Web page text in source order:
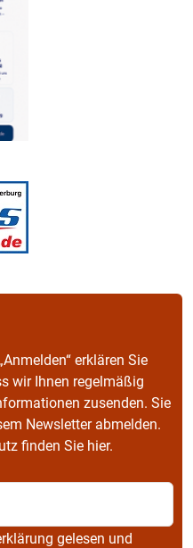
erklären Sie
wir Ihnen regelmäßig
zusenden. Sie
Newsletter abmelden.
finden Sie hier.
gelesen und